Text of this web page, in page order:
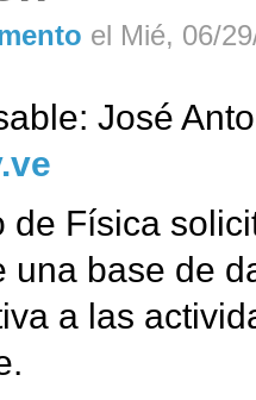
el Mié, 06/
José
de Física
una base de
a las